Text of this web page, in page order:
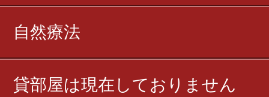
自然療法
貸部屋は現在しておりません